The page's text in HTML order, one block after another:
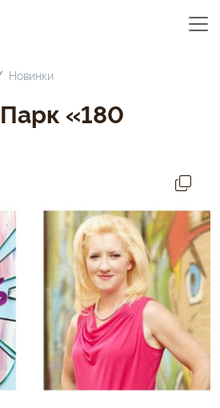
Новинки
«180